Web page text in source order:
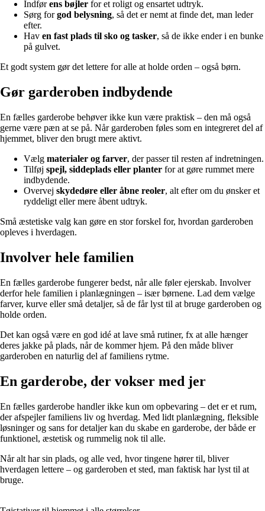
Indførens bøjler for et roligt og ensartet udtryk.
Sørg forgod belysning, så det er nemt at finde det, man leder
efter.
Hav en fast plads til sko og tasker, så de ikke ender i en bunke
på gulvet.
Et godt system gør det lettere for alle at holde orden – også børn.
Gør garderoben indbydende
En fælles garderobe behøver ikke kun være praktisk – den må også
gerne være pæn at se på. Når garderoben føles som en integreret del af
hjemmet, bliver den brugt mere aktivt.
Vælg materialer og farver, der passer til resten af indretningen.
Tilføj spejl, siddeplads eller planter for at gøre rummet mere
indbydende.
Overvej skydedøre eller åbne reoler, alt efter om du ønsker et
ryddeligt eller mere åbent udtryk.
Små æstetiske valg kan gøre en stor forskel for, hvordan garderoben
opleves i hverdagen.
Involver hele familien
En fælles garderobe fungerer bedst, når alle føler ejerskab. Involver
derfor hele familien i planlægningen – især børnene. Lad dem vælge
farver, kurve eller små detaljer, så de får lyst til at bruge garderoben og
holde orden.
Det kan også være en god idé at lave små rutiner, fx at alle hænger
deres jakke på plads, når de kommer hjem. På den måde bliver
garderoben en naturlig del af familiens rytme.
En garderobe, der vokser med jer
En fælles garderobe handler ikke kun om opbevaring – det er et rum,
der afspejler familiens liv og hverdag. Med lidt planlægning, fleksible
løsninger og sans for detaljer kan du skabe en garderobe, der både er
funktionel, æstetisk og rummelig nok til alle.
Når alt har sin plads, og alle ved, hvor tingene hører til, bliver
hverdagen lettere – og garderoben et sted, man faktisk har lyst til at
bruge.